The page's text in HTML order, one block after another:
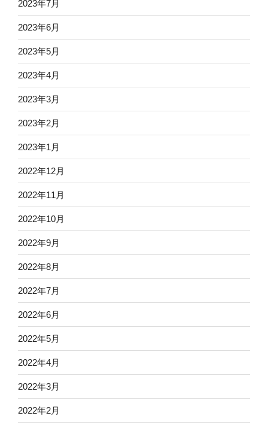
2023年7月
2023年6月
2023年5月
2023年4月
2023年3月
2023年2月
2023年1月
2022年12月
2022年11月
2022年10月
2022年9月
2022年8月
2022年7月
2022年6月
2022年5月
2022年4月
2022年3月
2022年2月